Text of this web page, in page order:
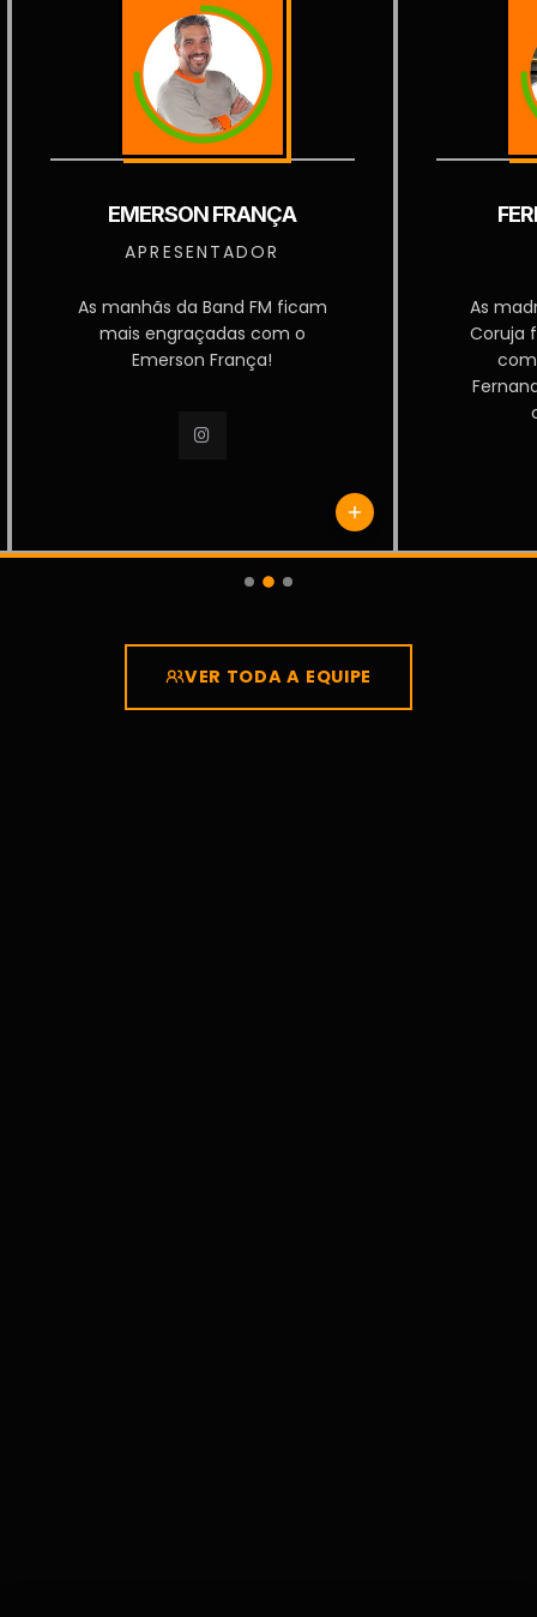
EMERSON FRANÇA
APRESENTADOR
As manhãs da Band FM ficam
mais engraçadas com o
Emerson França!
As
Coruja
VER TODA A EQUIPE